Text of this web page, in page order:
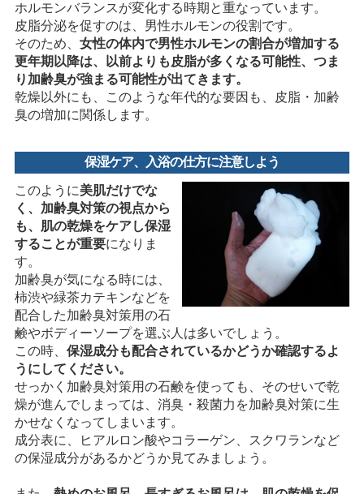
ホルモンバランスが変化する時期と重なっています。
皮脂分泌を促すのは、男性ホルモンの役割です。
そのため、 女性の体内で男性ホルモンの割合が増加する
更年期以降は、以前よりも皮脂が多くなる可能性、つま
り加齢臭が強まる可能性が出てきます。
乾燥以外にも、このような年代的な要因も、皮脂・加齢
臭の増加に関係します。
保湿ケア、入浴の仕方に注意しよう
このように美肌だけでな
く、加齢臭対策の視点から
も、肌の乾燥をケアし保湿
することが重要になりま
す。
加齢臭が気になる時には、
柿渋や緑茶カテキンなどを
配合した加齢臭対策用の石
鹸やボディーソープを選ぶ人は多いでしょう。
この時、 保湿成分も配合されているかどうか確認するよ
うにしてください。
せっかく加齢臭対策用の石鹸を使っても、そのせいで乾
燥が進んでしまっては、消臭・殺菌力を加齢臭対策に生
かせなくなってしまいます。
成分表に、ヒアルロン酸やコラーゲン、スクワランなど
の保湿成分があるかどうか見てみましょう。